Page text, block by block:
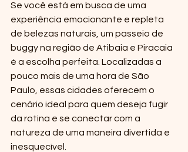
Se você está em busca de uma
experiência emocionante e repleta
de belezas naturais, um passeio de
buggy na região de Atibaia e Piracaia
é a escolha perfeita. Localizadas a
pouco mais de uma hora de São
Paulo, essas cidades oferecem o
cenário ideal para quem deseja fugir
da rotina e se conectar com a
natureza de uma maneira divertida e
inesquecível.